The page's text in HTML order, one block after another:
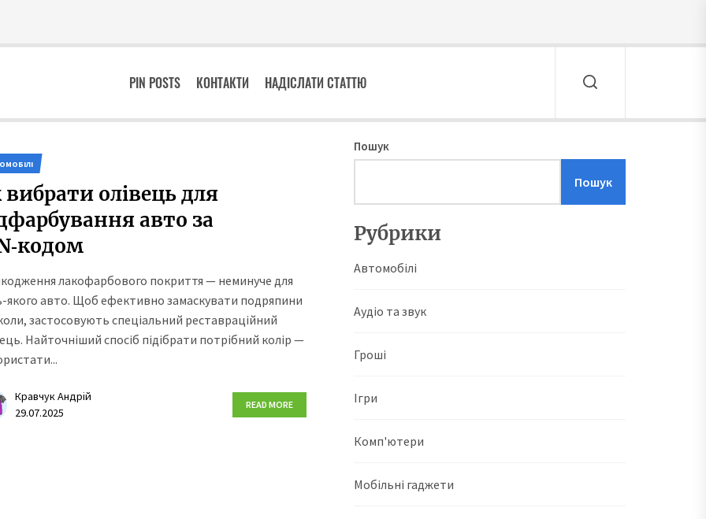
PIN POSTS КОНТАКТИ НАДІСЛАТИ СТАТТЮ
вибрати олівець для
авто за
лакофарбового покриття — неминуче для
якого авто. Щоб ефективно замаскувати подряпини
застосовують спеціальний реставраційний
Найточніший спосіб підібрати потрібний колір —
Кравчук Андрій
29.07.2025
READ MORE
Пошук
Пошук
Рубрики
Автомобілі
Аудіо та звук
Гроші
Ігри
Комп'ютери
Мобільні гаджети